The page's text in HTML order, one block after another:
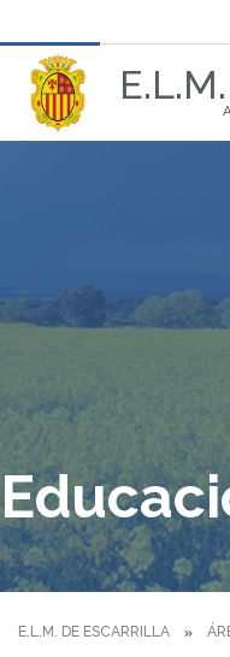
E.L.M. DE ESCARRILLA